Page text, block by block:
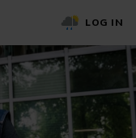
LOG IN